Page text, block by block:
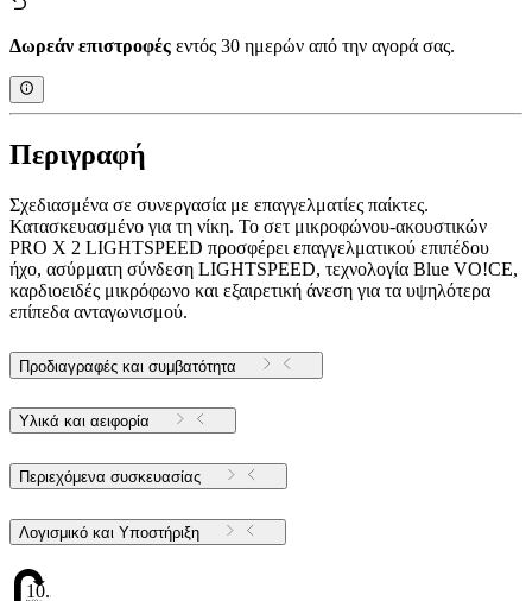
Δωρεάν επιστροφές εντός 30 ημερών από την αγορά σας.
Περιγραφή
Σχεδιασμένα σε συνεργασία με επαγγελματίες παίκτες.
Κατασκευασμένο για τη νίκη. Το σετ μικροφώνου-ακουστικών
PRO X 2 LIGHTSPEED προσφέρει επαγγελματικού επιπέδου
ήχο, ασύρματη σύνδεση LIGHTSPEED, τεχνολογία Blue VO!CE,
καρδιοειδές μικρόφωνο και εξαιρετική άνεση για τα υψηλότερα
επίπεδα ανταγωνισμού.
Προδιαγραφές και συμβατότητα
Υλικά και αειφορία
Περιεχόμενα συσκευασίας
Λογισμικό και Υποστήριξη
10.34